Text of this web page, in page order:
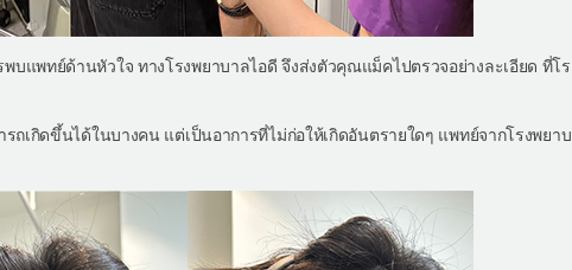
พทย์ด้านหัวใจ ทางโรงพยาบาลไอดี จึงส่งตัวคุณแม็คไปตรวจอย่างละเอียด ที่โ
เกิดขึ้นได้ในบางคน แต่เป็นอาการที่ไม่ก่อให้เกิดอันตรายใดๆ แพทย์จากโรงพยา